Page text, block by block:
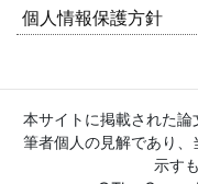
個人情報保護方針
本サイトに掲載された
筆者個人の見解であり
示す